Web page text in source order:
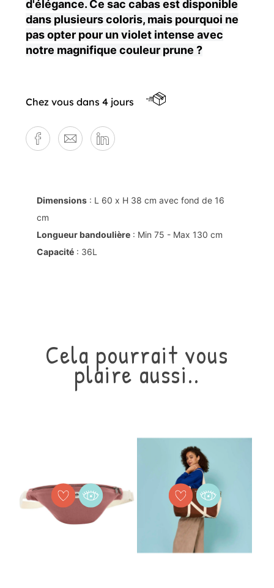
d'élégance. Ce sac cabas est disponible
dans plusieurs coloris, mais pourquoi ne
pas opter pour un violet intense avec
notre magnifique couleur prune ?
Chez vous dans 4 jours
Dimensions : L 60 x H 38 cm avec fond de 16
cm
Longueur bandoulière : Min 75 - Max 130 cm
Capacité : 36L
Cela pourrait vous
plaire aussi..